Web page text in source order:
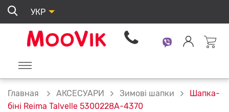
УКР
Главная АКСЕСУАРИ Зимові шапки
Шапка-
біні Reima Talvelle 5300228A-4370